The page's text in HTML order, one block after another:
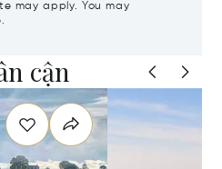
may apply. You may
cận